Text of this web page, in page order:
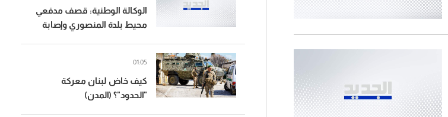
الوكالة الوطنية: قصف مدفعي
محيط بلدة المنصوري وإصابة
كيف خاض لبنان معركة
"الحدود"؟ (المدن)
01:05